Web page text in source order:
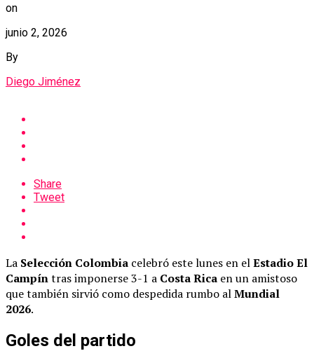
on
junio 2, 2026
By
Diego Jiménez
Share
Tweet
La Selección Colombia celebró este lunes en elEstadio El
Campíntras imponerse 3-1 a Costa Rica en un amistoso
que también sirvió como despedida rumbo alMundial
2026.
Goles del partido